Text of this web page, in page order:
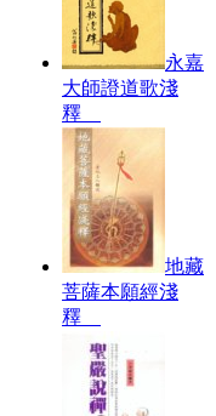
永嘉
大師證道歌淺
釋
地藏
菩薩本願經淺
釋